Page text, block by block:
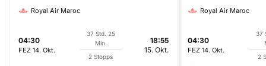
Royal Air Maroc
04:30
FEZ 14. Okt.
37 Std. 25
Min.
2 Stopps
18:55
15. Okt.
Royal Air Maroc
04:30
FEZ 14. Okt.
37
2